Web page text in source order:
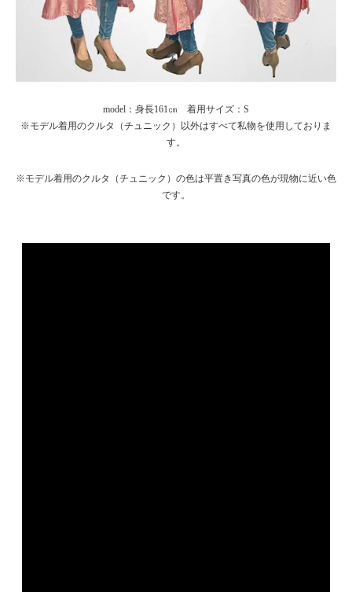
model：身長161㎝ 着用サイズ：S
※モデル着用のクルタ（チュニック）以外はすべて私物を使用しておりま
す。
※モデル着用のクルタ（チュニック）の色は平置き写真の色が現物に近い色
です。